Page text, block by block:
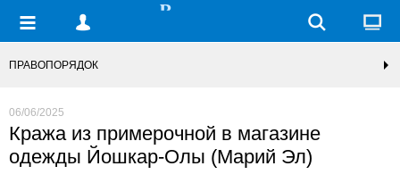
ПРАВОПОРЯДОК
06/06/2025
Кража из примерочной в магазине
одежды Йошкар-Олы (Марий Эл)